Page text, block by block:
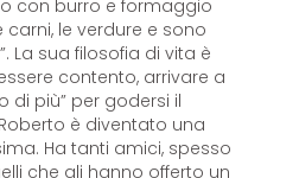
con burro e formaggio
le verdure e sono
La sua filosofia di vita è
contento, arrivare a
di più” per godersi il
è diventato una
Ha tanti amici, spesso
che gli hanno offerto un